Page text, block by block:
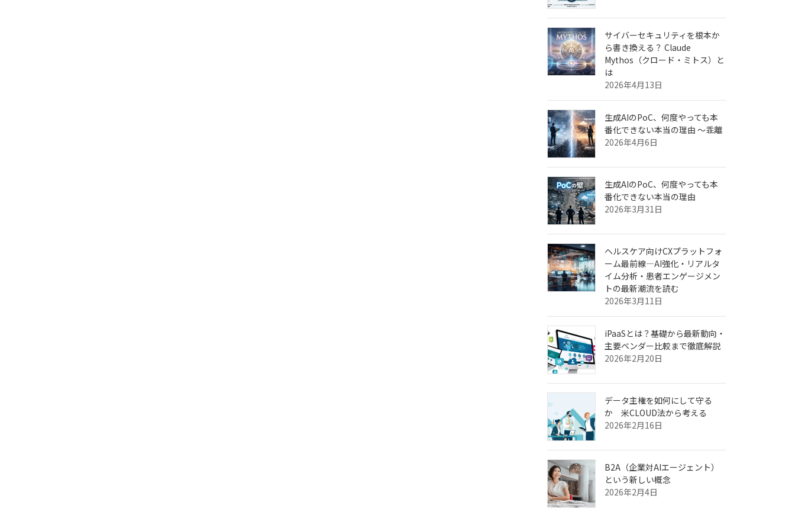
サイバーセキュリティを根本か
ら書き換える？ Claude
Mythos（クロード・ミトス）と
は
2026年4月13日
生成AIのPoC、何度やっても本
番化できない本当の理由 ～乖離
2026年4月6日
生成AIのPoC、何度やっても本
番化できない本当の理由
2026年3月31日
ヘルスケア向けCXプラットフォ
ーム最前線—AI強化・リアルタ
イム分析・患者エンゲージメン
トの最新潮流を読む
2026年3月11日
iPaaSとは？基礎から最新動向・
主要ベンダー比較まで徹底解説
2026年2月20日
データ主権を如何にして守る
か 米CLOUD法から考える
2026年2月16日
B2A（企業対AIエージェント）
という新しい概念
2026年2月4日